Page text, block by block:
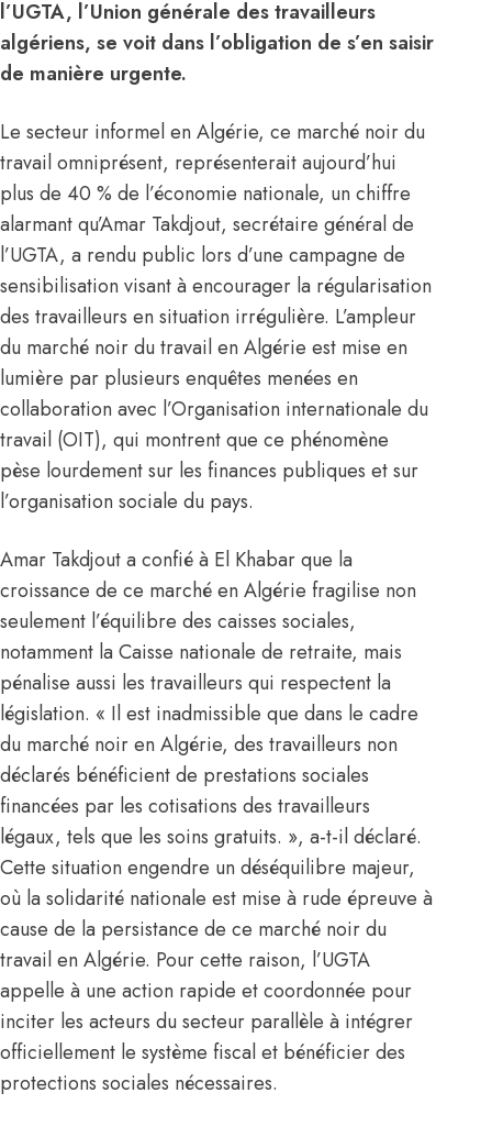
l’UGTA, l’Union générale des travailleurs
algériens, se voit dans l’obligation de s’en saisir
de manière urgente.
Le secteur informel en Algérie, ce marché noir du
travail omniprésent, représenterait aujourd’hui
plus de 40 % de l’économie nationale, un chiffre
alarmant qu’Amar Takdjout, secrétaire général de
l’UGTA, a rendu public lors d’une campagne de
sensibilisation visant à encourager la régularisation
des travailleurs en situation irrégulière. L’ampleur
du marché noir du travail en Algérie est mise en
lumière par plusieurs enquêtes menées en
collaboration avec l’Organisation internationale du
travail (OIT), qui montrent que ce phénomène
pèse lourdement sur les finances publiques et sur
l’organisation sociale du pays.
Amar Takdjout a confié à El Khabar que la
croissance de ce marché en Algérie fragilise non
seulement l’équilibre des caisses sociales,
notamment la Caisse nationale de retraite, mais
pénalise aussi les travailleurs qui respectent la
législation. « Il est inadmissible que dans le cadre
du marché noir en Algérie, des travailleurs non
déclarés bénéficient de prestations sociales
financées par les cotisations des travailleurs
légaux, tels que les soins gratuits. », a-t-il déclaré.
Cette situation engendre un déséquilibre majeur,
où la solidarité nationale est mise à rude épreuve à
cause de la persistance de ce marché noir du
travail en Algérie. Pour cette raison, l’UGTA
appelle à une action rapide et coordonnée pour
inciter les acteurs du secteur parallèle à intégrer
officiellement le système fiscal et bénéficier des
protections sociales nécessaires.